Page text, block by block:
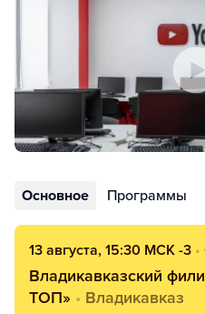
Основное Программы
13 августа, 15:30 МСК -3 •
Владикавказский
ТОП» • Владикавказ